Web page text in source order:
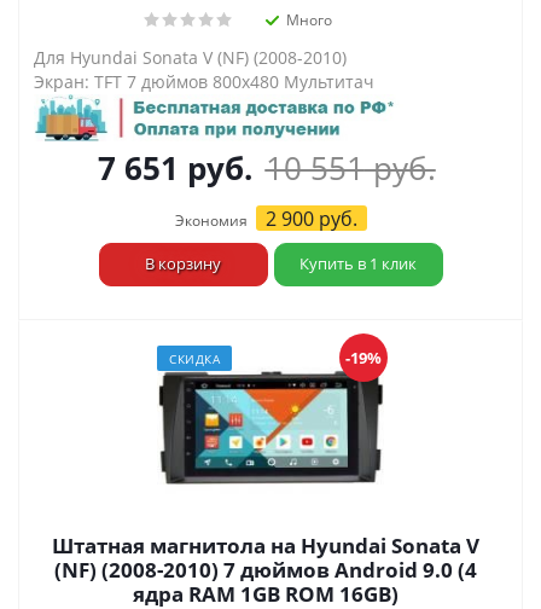
Много
Для Hyundai Sonata V (NF) (2008-2010)
Экран: TFT 7 дюймов 800х480 Мультитач
7 651 руб. 10 551руб.
Экономия 2 900руб.
В корзину Купить в 1 клик
СКИДКА -19%
Штатная магнитола на Hyundai Sonata V
(NF) (2008-2010) 7 дюймов Android 9.0 (4
ядра RAM 1GB ROM 16GB)